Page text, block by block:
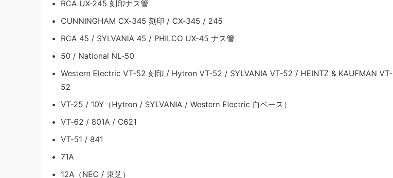
RCA UX-245 刻印ナス管
CUNNINGHAM CX-345 刻印 / CX-345 / 245
RCA 45 / SYLVANIA 45 / PHILCO UX-45 ナス管
50 / National NL-50
Western Electric VT-52 刻印 / Hytron VT-52 / SYLVANIA VT-52 / HEINTZ & KAUFMAN VT-
52
VT-25 / 10Y（Hytron / SYLVANIA / Western Electric 白ベース）
VT-62 / 801A / C621
VT-51 / 841
71A
12A（NEC / 東芝）